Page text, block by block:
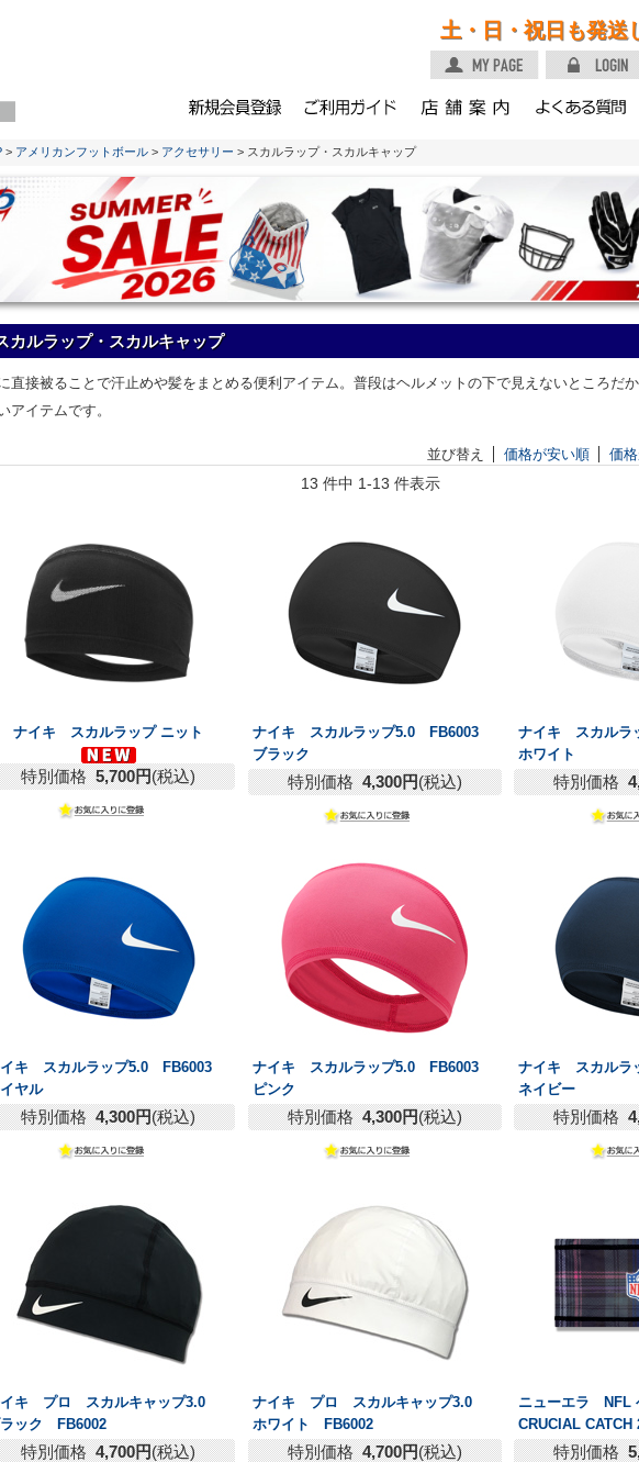
土・日・祝日も発送
> アメリカンフットボール > アクセサリー > スカルラップ・スカルキャップ
カルラップ・スカルキャップ
直接被ることで汗止めや髪をまとめる便利アイテム。普段はヘルメットの下で見えないところだ
アイテムです。
並び替え 価格が安い順 価
13 件中 1-13 件表示
ナイキ スカルラップ ニット
特別価格 5,700円(税込)
ナイキ スカルラップ5.0 FB6003
ブラック
特別価格 4,300円(税込)
ナイキ スカル
ホワイト
特別価格
キ スカルラップ5.0 FB6003
ヤル
特別価格 4,300円(税込)
ナイキ スカルラップ5.0 FB6003
ピンク
特別価格 4,300円(税込)
ナイキ スカル
ネイビー
特別価格
キ プロ スカルキャップ3.0
ック FB6002
特別価格 4,700円(税込)
ナイキ プロ スカルキャップ3.0
ホワイト FB6002
特別価格 4,700円(税込)
ニューエラ NFL
CRUCIAL CATCH
特別価格